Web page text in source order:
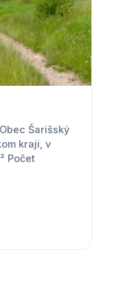
Šarišský
kraji, v
Počet